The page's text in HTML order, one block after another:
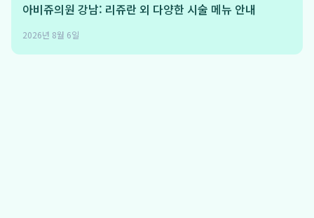
아비쥬의원 강남: 리쥬란 외 다양한 시술 메뉴 안내
2026년 8월 6일